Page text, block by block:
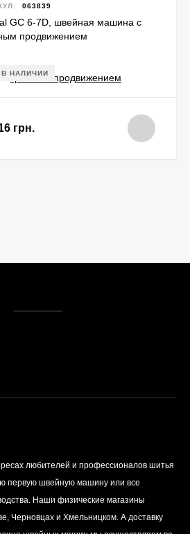
063839
GC 6-7D, швейная машина с
продвижением
В НАЛИЧИИ
грн.
любителей и профессионалов шитья
первую швейную машину или все
Наши физические магазины
Черновцах и Хмельницком. А доставку